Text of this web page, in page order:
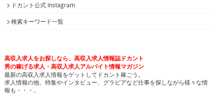
ドカント公式 Instagram
検索キーワード一覧
高収入求人をお探しなら、高収入求人情報誌ドカント
男の稼げる求人・高収入求人アルバイト情報マガジン
最新の高収入求人情報をゲットしてドカント稼ごう。
求人情報の他、特集やインタビュー、グラビアなど仕事を探しながら様々な情
報も・・・。